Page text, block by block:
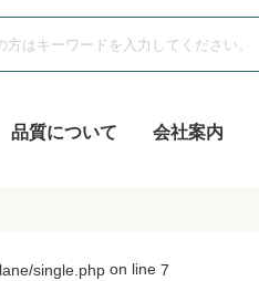
品質について 会社案内
single.php on line 7